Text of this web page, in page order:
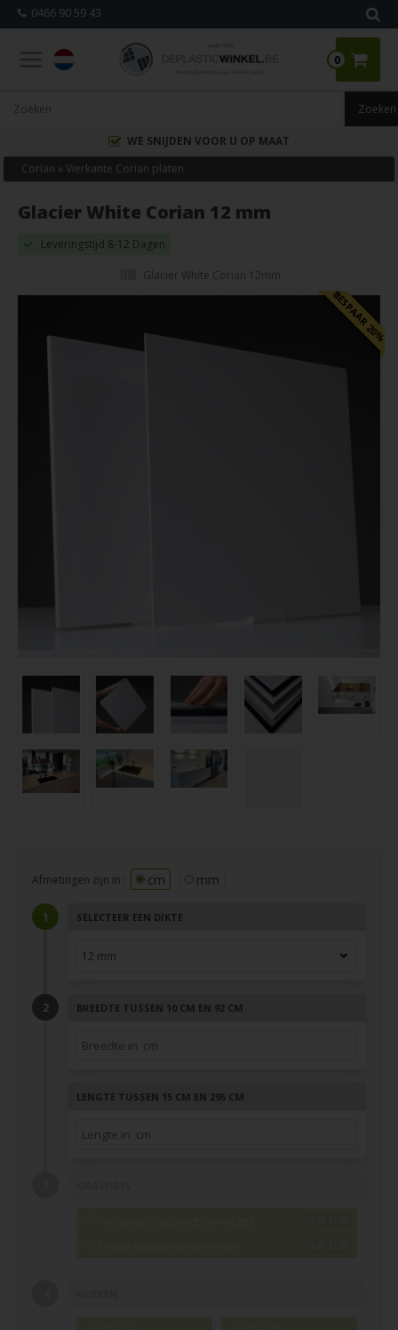
0466 90 59 43
0
WE SNIJDEN VOOR U OP MAAT
Corian »Vierkante Corian platen
Glacier White Corian 12 mm
Leveringstijd 8-12 Dagen
Glacier White Corian 12mm
BESPAAR 20%
BESPAAR 20%
Afmetingen zijn in : cm mm
SELECTEER EEN DIKTE
BREEDTE TUSSEN 10 CM EN 92 CM
LENGTE TUSSEN 15 CM EN 295 CM